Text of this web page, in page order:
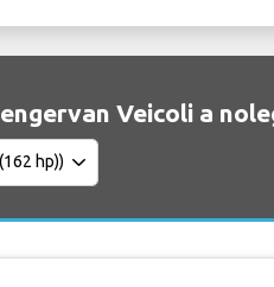
Veicoli a